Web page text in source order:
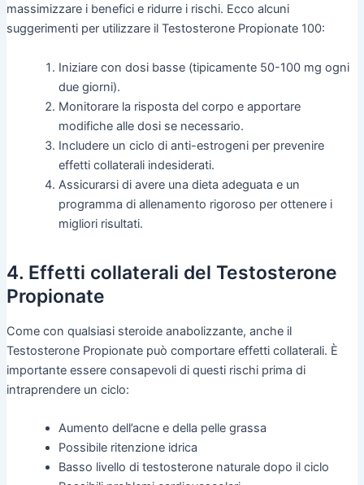
massimizzare i benefici e ridurre i rischi. Ecco alcuni
suggerimenti per utilizzare il Testosterone Propionate 100:
Iniziare con dosi basse (tipicamente 50-100 mg ogni
due giorni).
Monitorare la risposta del corpo e apportare
modifiche alle dosi se necessario.
Includere un ciclo di anti-estrogeni per prevenire
effetti collaterali indesiderati.
Assicurarsi di avere una dieta adeguata e un
programma di allenamento rigoroso per ottenere i
migliori risultati.
4. Effetti collaterali del Testosterone
Propionate
Come con qualsiasi steroide anabolizzante, anche il
Testosterone Propionate può comportare effetti collaterali. È
importante essere consapevoli di questi rischi prima di
intraprendere un ciclo:
Aumento dell’acne e della pelle grassa
Possibile ritenzione idrica
Basso livello di testosterone naturale dopo il ciclo